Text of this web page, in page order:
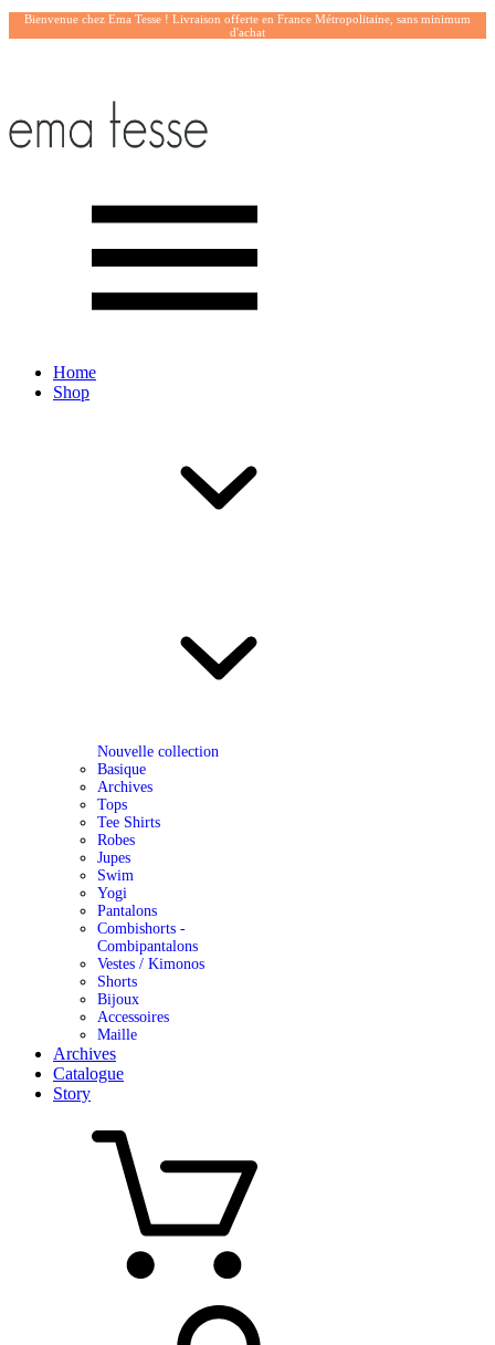
Bienvenue chez Ema Tesse ! Livraison offerte en France Métropolitaine, sans minimum
d'achat
Home
Shop
Nouvelle collection
Basique
Archives
Tops
Tee Shirts
Robes
Jupes
Swim
Yogi
Pantalons
Combishorts -
Combipantalons
Vestes / Kimonos
Shorts
Bijoux
Accessoires
Maille
Archives
Catalogue
Story